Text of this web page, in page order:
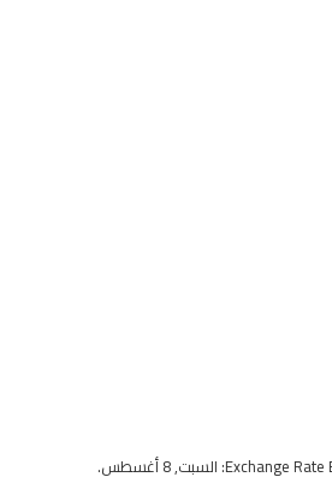
Exchange Rate: السبت, 8 أغسطس.